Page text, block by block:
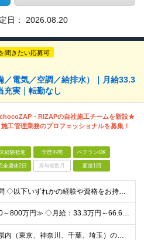
日： 2026.08.20
聞きたい応募可
／電気／空調／給排水）｜月給33.3
充実｜転勤なし
・RIZAPの自社施工チームを新設★
工管理業務のプロフェッショナルを募集！
未経験歓迎 学歴不問 ベテランOK
全週休2日 賞与複数月 面接1回
◇学歴不問 ◇以下いずれかの経験や資格をお持ちの方 ≪対象経験≫ ・店舗内装工事（フィットネス・飲食・物販など）の施工管理経験をお持ちの方 ・電気工事の実務経験（1年以上目安/業態不問） ・空調設備
≪年収400～800万円≫ ◇月給：33.3万円～66.6万円 ◇残業代別途支給 ◇昇給年2回（実力次第でスピード昇給可能） スキル・経験に応じた評価制度 ￣￣￣￣￣￣￣￣￣￣￣￣￣ 新設チームのた
◇一都三県内（東京、神奈川、千葉、埼玉）の店舗 ※転勤なし ◇chocoZAP・RIZAP等の店舗施工を担当 【勤務エリア】 東京都、神奈川県、埼玉県、千葉県 【本社所在地】 東京都新宿区西新宿8